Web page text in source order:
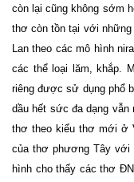
còn lại cũng không sớm
thơ còn tồn tại với những
Lan theo các mô hình
các thể loại lăm, khắp.
riêng được sử dụng phổ
dầu hết sức đa dạng
thơ theo kiểu thơ mới ở
của thơ phương Tây với
hình cho thấy các thơ